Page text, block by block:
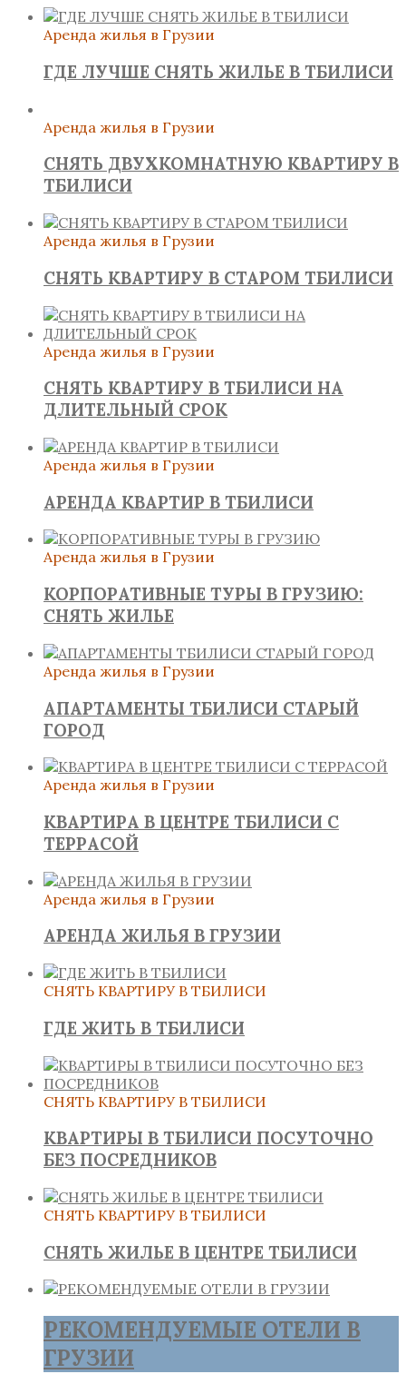
Аренда жилья в Грузии
ГДЕ ЛУЧШЕ СНЯТЬ ЖИЛЬЕ В ТБИЛИСИ
Аренда жилья в Грузии
СНЯТЬ ДВУХКОМНАТНУЮ КВАРТИРУ В
ТБИЛИСИ
Аренда жилья в Грузии
СНЯТЬ КВАРТИРУ В СТАРОМ ТБИЛИСИ
Аренда жилья в Грузии
СНЯТЬ КВАРТИРУ В ТБИЛИСИ НА
ДЛИТЕЛЬНЫЙ СРОК
Аренда жилья в Грузии
АРЕНДА КВАРТИР В ТБИЛИСИ
Аренда жилья в Грузии
КОРПОРАТИВНЫЕ ТУРЫ В ГРУЗИЮ:
СНЯТЬ ЖИЛЬЕ
Аренда жилья в Грузии
АПАРТАМЕНТЫ ТБИЛИСИ СТАРЫЙ
ГОРОД
Аренда жилья в Грузии
КВАРТИРА В ЦЕНТРЕ ТБИЛИСИ С
ТЕРРАСОЙ
Аренда жилья в Грузии
АРЕНДА ЖИЛЬЯ В ГРУЗИИ
СНЯТЬ КВАРТИРУ В ТБИЛИСИ
ГДЕ ЖИТЬ В ТБИЛИСИ
СНЯТЬ КВАРТИРУ В ТБИЛИСИ
КВАРТИРЫ В ТБИЛИСИ ПОСУТОЧНО
БЕЗ ПОСРЕДНИКОВ
СНЯТЬ КВАРТИРУ В ТБИЛИСИ
СНЯТЬ ЖИЛЬЕ В ЦЕНТРЕ ТБИЛИСИ
РЕКОМЕНДУЕМЫЕ ОТЕЛИ В
ГРУЗИИ